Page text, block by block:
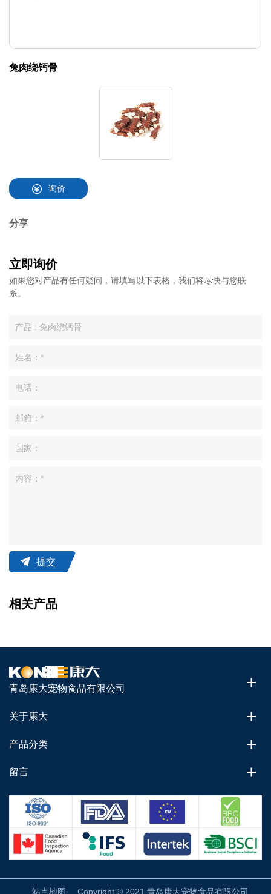
兔肉绕钙骨
询价
分享
立即询价
如果您对产品有任何疑问，请填写以下表格，我们将尽快与您联
系。
提交
相关产品
青岛康大宠物食品有限公司
关于康大
产品分类
留言
站点地图 Copyright © 2021 青岛康大宠物食品有限公司